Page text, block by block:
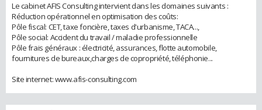
Le cabinet AFIS Consulting intervient dans les domaines suivants :
Réduction opérationnel en optimisation des coûts:
Pôle fiscal: CET, taxe foncière, taxes d'urbanisme, TACA...,
Pôle social: Accident du travail / maladie professionnelle
Pôle frais généraux : électricité, assurances, flotte automobile,
fournitures de bureaux,charges de copropriété, téléphonie...
Site internet: www.afis-consulting.com